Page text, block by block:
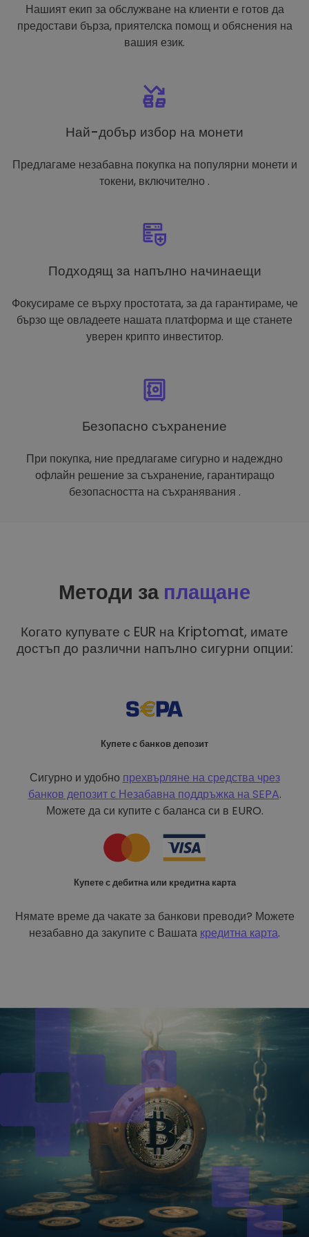
Нашият екип за обслужване на клиенти е готов да
предостави бърза, приятелска помощ и обяснения на
вашия език.
Най-добър избор на монети
Предлагаме незабавна покупка на популярни монети и
токени, включително .
Подходящ за напълно начинаещи
Фокусираме се върху простотата, за да гарантираме, че
бързо ще овладеете нашата платформа и ще станете
уверен крипто инвеститор.
Безопасно съхранение
При покупка, ние предлагаме сигурно и надеждно
офлайн решение за съхранение, гарантиращо
безопасността на съхранявания .
Методи за плащане
Когато купувате с EUR на Kriptomat, имате
достъп до различни напълно сигурни опции:
Купете с банков депозит
Сигурно и удобно прехвърляне на средства чрез
банков депозит с Незабавна поддръжка на SEPA.
Можете да си купите с баланса си в EURO.
Купете с дебитна или кредитна карта
Нямате време да чакате за банкови преводи? Можете
незабавно да закупите с Вашата кредитна карта.